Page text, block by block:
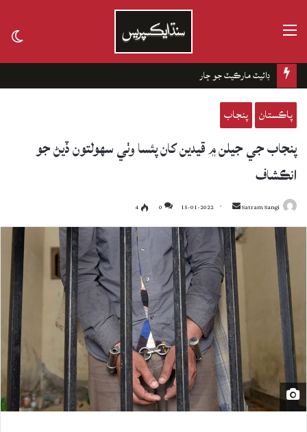
ڊائيٽ مارڪيٽ جو ڄار
پاڪستان پنجاب
پنجاب جي جيلن ۾ قيدين کان پئسا وٺي سهولتون ڏيڻ جو
انڪشاف
Satram Sangi
Send
an
email
15-01-2022
0
4